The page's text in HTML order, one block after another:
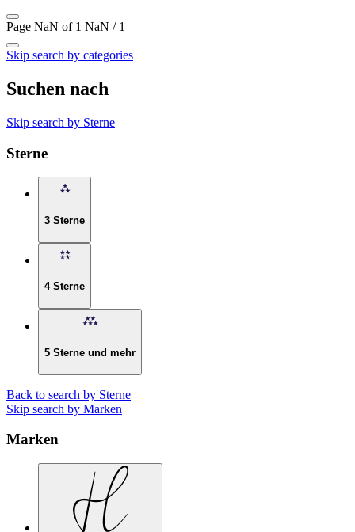
Page NaN of 1 NaN / 1
Skip search by categories
Suchen nach
Skip search by Sterne
Sterne
3 Sterne
4 Sterne
5 Sterne und mehr
Back to search by Sterne
Skip search by Marken
Marken